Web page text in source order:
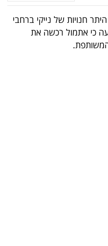
חנויות של נייקי ברחבי
כי אתמול רכשה את